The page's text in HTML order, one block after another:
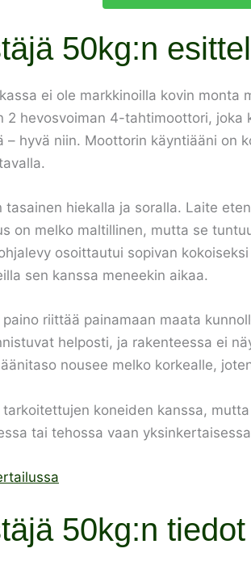
50kg:n
ei ole markkinoilla kovin
2 hevosvoiman 4-tahtimoottori,
hyvä niin. Moottorin käyntiääni on
hiekalla ja soralla. Laite
on melko maltillinen, mutta se
osoittautui sopivan
sen kanssa meneekin aikaa.
riittää painamaan maata
helposti, ja rakenteessa ei
nousee melko korkealle,
koneiden kanssa,
tai tehossa vaan
50kg:n